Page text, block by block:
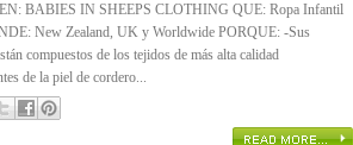
BABIES IN SHEEPS CLOTHING QUE: Ropa Infantil
New Zealand, UK y Worldwide PORQUE: -Sus
compuestos de los tejidos de más alta calidad
de la piel de cordero...